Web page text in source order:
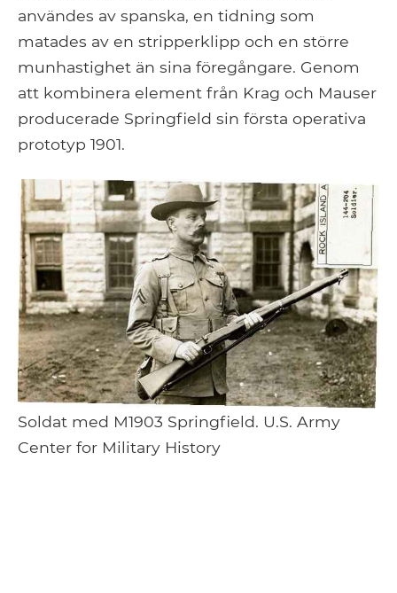
användes av spanska, en tidning som
matades av en stripperklipp och en större
munhastighet än sina föregångare. Genom
att kombinera element från Krag och Mauser
producerade Springfield sin första operativa
prototyp 1901.
Soldat med M1903 Springfield. U.S. Army
Center for Military History